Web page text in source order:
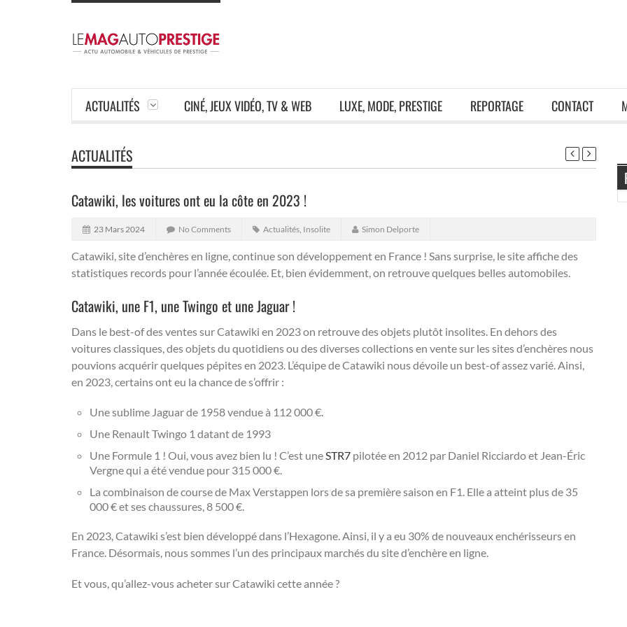
ACTUALITÉS CINÉ, JEUX VIDÉO, TV & WEB LUXE, MODE, PRESTIGE REPORTAGE CONTACT
ACTUALITÉS
Catawiki, les voitures ont eu la côte en 2023 !
23 Mars 2024 No Comments Actualités, Insolite Simon Delporte
Catawiki, site d’enchères en ligne, continue son développement en France ! Sans surprise, le site affiche des
statistiques records pour l’année écoulée. Et, bien évidemment, on retrouve quelques belles automobiles.
Catawiki, une F1, une Twingo et une Jaguar !
Dans le best-of des ventes sur Catawiki en 2023 on retrouve des objets plutôt insolites. En dehors des
voitures classiques, des objets du quotidiens ou des diverses collections en vente sur les sites d’enchères nous
pouvions acquérir quelques pépites en 2023. L’équipe de Catawiki nous dévoile un best-of assez varié. Ainsi,
en 2023, certains ont eu la chance de s’offrir :
Une sublime Jaguar de 1958 vendue à 112 000 €.
Une Renault Twingo 1 datant de 1993
Une Formule 1 ! Oui, vous avez bien lu ! C’est uneSTR7 pilotée en 2012 par Daniel Ricciardo et Jean-Éric
Vergne qui a été vendue pour 315 000 €.
La combinaison de course de Max Verstappen lors de sa première saison en F1. Elle a atteint plus de 35
000 € et ses chaussures, 8 500 €.
En 2023, Catawiki s’est bien développé dans l’Hexagone. Ainsi, il y a eu 30% de nouveaux enchérisseurs en
France. Désormais, nous sommes l’un des principaux marchés du site d’enchère en ligne.
Et vous, qu’allez-vous acheter sur Catawiki cette année ?